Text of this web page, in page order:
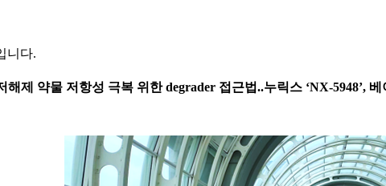
니다.
제 약물 저항성 극복 위한 degrader 접근법..누릭스 ‘NX-5948’,